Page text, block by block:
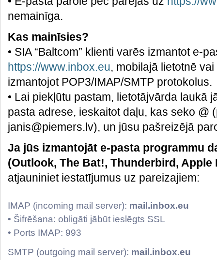
nemainīga.
Kas mainīsies?
• SIA “Baltcom” klienti varēs izmantot e-
https://www.inbox.eu, mobilajā lietotnē
izmantojot POP3/IMAP/SMTP protokolus.
• Lai piekļūtu pastam, lietotājvārda laukā
pasta adrese, ieskaitot daļu, kas seko @
janis@piemers.lv), un jūsu pašreizējā
Ja jūs izmantojāt e-pasta programmu
(Outlook, The Bat!, Thunderbird, Apple
atjauniniet iestatījumus uz pareizajiem:
IMAP (incoming mail server): mail.inbox.eu
• Šifrēšana: obligāti jābūt ieslēgts SSL
• Ports IMAP: 993
SMTP (outgoing mail server): mail.inbox.eu